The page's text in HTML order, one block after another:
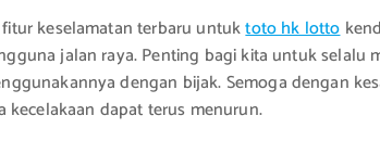
keselamatan terbaru untuktoto hk lotto
jalan raya. Penting bagi kita untuk selalu
dengan bijak. Semoga dengan
kecelakaan dapat terus menurun.